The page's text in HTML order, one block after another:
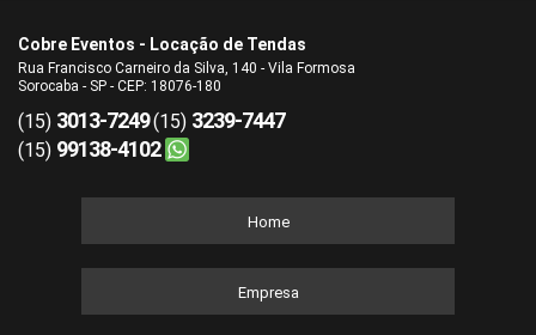
Cobre Eventos - Locação de Tendas
Rua Francisco Carneiro da Silva, 140 - Vila Formosa
Sorocaba - SP - CEP: 18076-180
(15) 3013-7249(15) 3239-7447
(15) 99138-4102
Home
Empresa